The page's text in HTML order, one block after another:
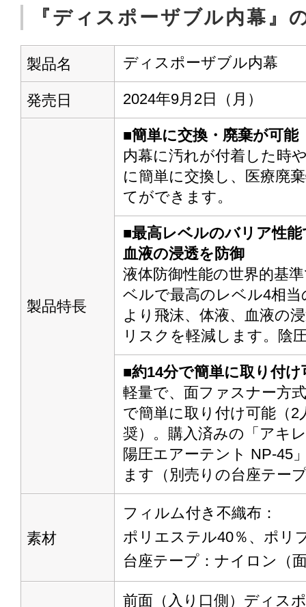
『ディスポーザブル内幕』
製品名 ディスポーザブル内幕
発売日 2024年9月2日（月）
製品特長
■簡単に交換・廃棄が可能
内幕に汚れが付着した時
に簡単に交換し、医療廃
てができます。
■最高レベルのバリア性能
血液の浸透を防御
液体防御性能の世界的基
ベルで最高のレベル4相
より飛沫、体液、血液の
リスクを軽減します。陰
■約14分で簡単に取り付け
軽量で、面ファスナー方
で簡単に取り付け可能（2
奨）。購入済みの「アキ
陽圧エアーテント NP-45
ます（別売りの台座テー
素材
フィルム付き不織布：
ポリエステル40％、ポリ
台座テープ： ナイロン（
前面（入り口側）ディス